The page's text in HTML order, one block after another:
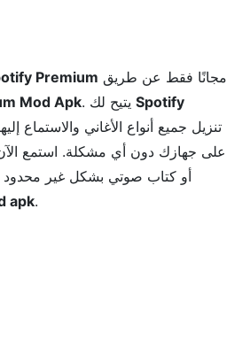
Premium
Mod Apk
Spotify
على جهازك دون أي مشكلة. استمع
أو كتاب صوتي بشكل غير
apk.